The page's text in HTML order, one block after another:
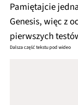
Pamiętajcie
Genesis, więc z
pierwszych
Dalsza część tekstu pod wideo